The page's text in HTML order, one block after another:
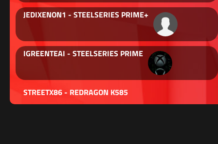
JEDIXENON1 - STEELSERIES PRIME+
IGREENTEAI - STEELSERIES PRIME
STREETX86 - REDRAGON K585